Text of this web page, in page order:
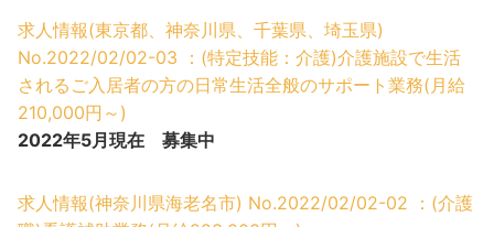
求人情報(東京都、神奈川県、千葉県、埼玉県)
No.2022/02/02-03 ：(特定技能：介護)介護施設で生活
されるご入居者の方の日常生活全般のサポート業務(月給
210,000円～)
2022年5月現在 募集中
求人情報(神奈川県海老名市) No.2022/02/02-02 ：(介護